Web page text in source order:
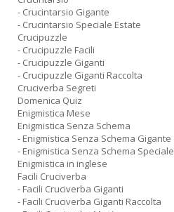
- Crucintarsio Gigante
- Crucintarsio Speciale Estate
Crucipuzzle
- Crucipuzzle Facili
- Crucipuzzle Giganti
- Crucipuzzle Giganti Raccolta
Cruciverba Segreti
Domenica Quiz
Enigmistica Mese
Enigmistica Senza Schema
- Enigmistica Senza Schema Gigante
- Enigmistica Senza Schema Speciale
Enigmistica in inglese
Facili Cruciverba
- Facili Cruciverba Giganti
- Facili Cruciverba Giganti Raccolta